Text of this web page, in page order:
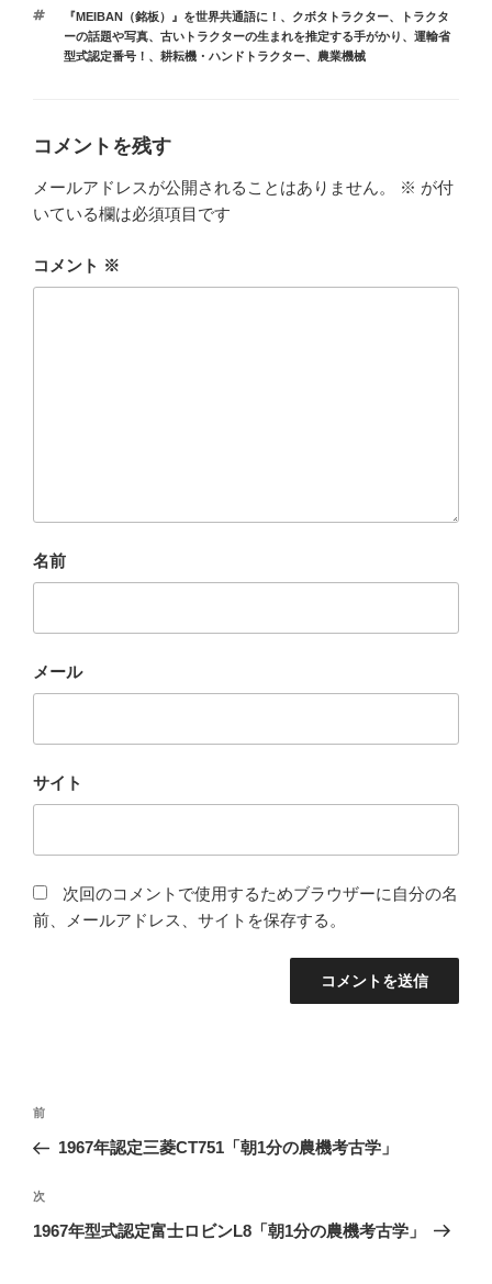
ー
タ
グ
『MEIBAN（銘板）』を世界共通語に！ 、 クボタトラクター、
トラクタ
ーの話題や写真、 古いトラクターの生まれを推定する手がかり、運輸省
型式認定番号！ 、 耕耘機・ハンドトラクター、 農業機械
コメントを残す
メールアドレスが公開されることはありません。 ※ が付
いている欄は必須項目です
コメント ※
名前
メール
サイト
次回のコメントで使用するためブラウザーに自分の名
前、メールアドレス、サイトを保存する。
投
ナ
ビ
ゲ
前
の
稿
前
1967年認定三菱CT751「朝1分の農機考古学」
次
の
次
1967年型式認定富士ロビンL8「朝1分の農機考古学」